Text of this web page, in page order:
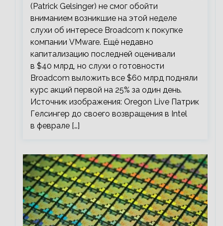
(Patrick Gelsinger) не смог обойти
вниманием возникшие на этой неделе
слухи об интересе Broadcom к покупке
компании VMware. Ещё недавно
капитализацию последней оценивали
в $40 млрд, но слухи о готовности
Broadcom выложить все $60 млрд подняли
курс акций первой на 25% за один день.
Источник изображения: Oregon Live Патрик
Гелсингер до своего возвращения в Intel
в феврале […]